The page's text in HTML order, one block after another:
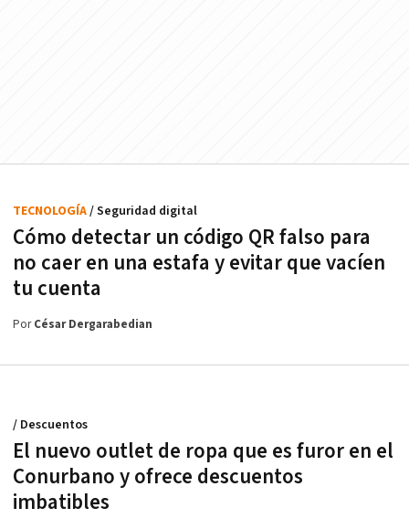
Cómo detectar un código QR falso para
no caer en una estafa y evitar que vacíen
tu cuenta
TECNOLOGÍA/ Seguridad digital
PorCésar Dergarabedian
El nuevo outlet de ropa que es furor en el
Conurbano y ofrece descuentos
imbatibles
/ Descuentos